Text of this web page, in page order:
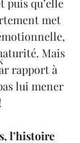
puis qu’elle
met
Mais
rapport à
lui mener
l’histoire